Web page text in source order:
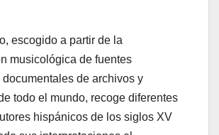
escogido a partir de la
musicológica de fuentes
documentales de archivos y
todo el mundo, recoge diferentes
hispánicos de los siglos XV